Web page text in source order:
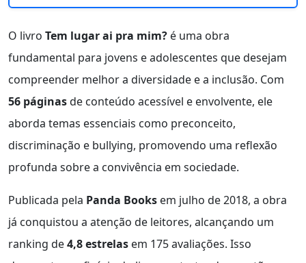
O livro Tem lugar ai pra mim? é uma obra
fundamental para jovens e adolescentes que desejam
compreender melhor a diversidade e a inclusão. Com
56 páginasde conteúdo acessível e envolvente, ele
aborda temas essenciais como preconceito,
discriminação e bullying, promovendo uma reflexão
profunda sobre a convivência em sociedade.
Publicada pela Panda Books em julho de 2018, a obra
já conquistou a atenção de leitores, alcançando um
ranking de4,8 estrelas em 175 avaliações. Isso